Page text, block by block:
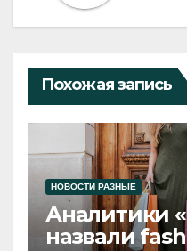
Похожая запись
НОВОСТИ РАЗНЫЕ
Аналитики
назвали